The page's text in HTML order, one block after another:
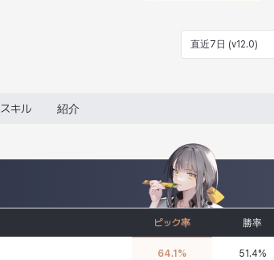
直近7日 (v12.0)
スキル 紹介
ピック率 勝率
64.1 % 51.4%